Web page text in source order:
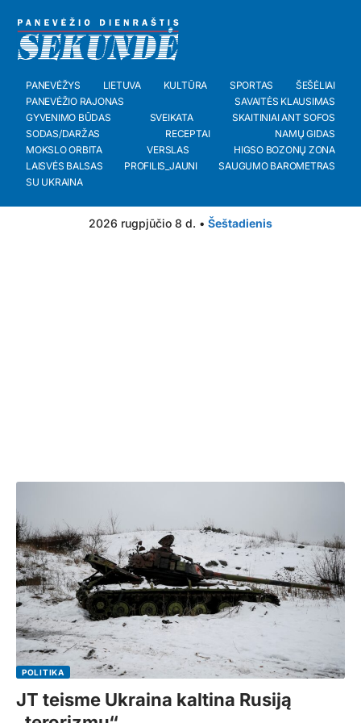
PANEVĖŽYS LIETUVA KULTŪRA SPORTAS
ŠEŠĖLIAI
PANEVĖŽIO RAJONAS
SAVAITĖS KLAUSIMAS
GYVENIMO BŪDAS
SVEIKATA
SKAITINIAI ANT SOFOS
SODAS/DARŽAS
RECEPTAI
NAMŲ GIDAS
MOKSLO ORBITA
VERSLAS
HIGSO BOZONŲ ZONA
LAISVĖS BALSAS
PROFILIS_JAUNI
SAUGUMO BAROMETRAS
SU UKRAINA
2026 rugpjūčio 8 d. • Šeštadienis
POLITIKA
JT teisme Ukraina kaltina Rusiją